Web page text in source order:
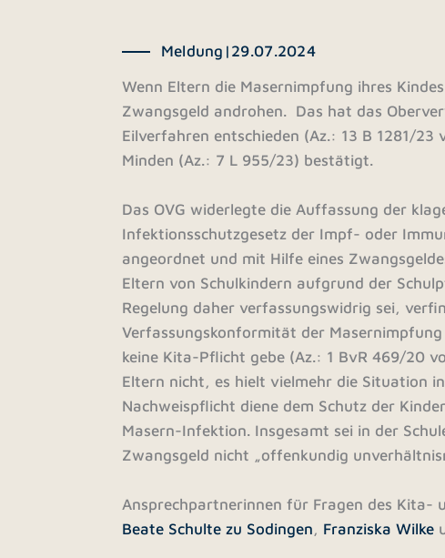
Meldung | 29.07.2024
Wenn Eltern die Masernimpfung ihres
Zwangsgeld androhen. Das hat das
Eilverfahren entschieden (Az.: 13 B 1281/
Minden (Az.: 7 L 955/23) bestätigt.
Das OVG widerlegte die Auffassung der
Infektionsschutzgesetz der Impf- oder
angeordnet und mit Hilfe eines
Eltern von Schulkindern aufgrund der
Regelung daher verfassungswidrig sei,
Verfassungskonformität der
keine Kita-Pflicht gebe (Az.: 1 BvR 469/20
Eltern nicht, es hielt vielmehr die Situation
Nachweispflicht diene dem Schutz der
Masern-Infektion. Insgesamt sei in der
Zwangsgeld nicht „offenkundig
Ansprechpartnerinnen für Fragen des Kita-
Beate Schulte zu Sodingen, Franziska Wilke